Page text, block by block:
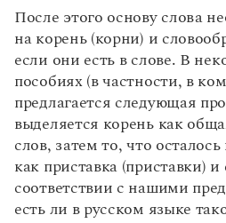
Журнал
Новости и события
Статьи
Монологи
Лекции и подкасты
Рекомендуем
Функции и правописание Ъ
Позиционное
признакам.
Упрощение групп
согласный)
Качественные и
между буквами и звуками
Принципы морфемного
Алгоритм морфемного
Соединительные элементы
(интерфиксы)
Нулевой словообразующий
Морфемный разбор (разбор
Предмет и основные
Способы образования
После этого основу слова
на корень (корни) и
если они есть в слове. В
пособиях (в частности, в
предлагается следующая
выделяется корень как
слов, затем то, что
как приставка (приставки)
соответствии с нашими
есть ли в русском языке